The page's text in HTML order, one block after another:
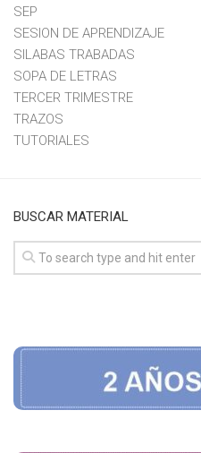
SEP
SESION DE APRENDIZAJE
SILABAS TRABADAS
SOPA DE LETRAS
TERCER TRIMESTRE
TRAZOS
TUTORIALES
BUSCAR MATERIAL